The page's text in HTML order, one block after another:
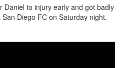
Daniel to injury early and got badly
Diego FC on Saturday night.